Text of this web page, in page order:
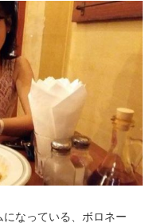
なっている、ボロネー